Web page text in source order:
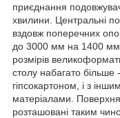
приєднання
хвилини. Центральні
вздовж поперечних
до 3000 мм на 1400
розмірів
столу набагато більше
гіпсокартоном, і з
матеріалами.
розташовані таким